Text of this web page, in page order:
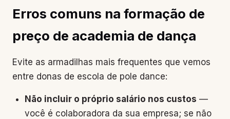
Erros comuns na formação de
preço de academia de dança
Evite as armadilhas mais frequentes que vemos
entre donas de escola de pole dance:
Não incluir o próprio salário nos custos —
você é colaboradora da sua empresa; se não